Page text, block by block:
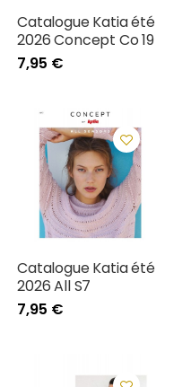
Catalogue Katia été
2026 Concept Co 19
7,95 €
Catalogue Katia été
2026 All S7
7,95 €